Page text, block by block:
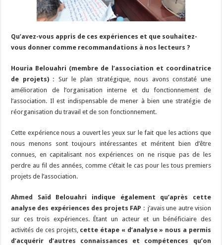
Qu’avez-vous appris de ces expériences et que souhaitez-
vous donner comme recommandations à nos lecteurs ?
Houria Belouahri (membre de l’association et coordinatrice
de projets) : Sur le plan stratégique, nous avons constaté une
amélioration de l’organisation interne et du fonctionnement de
l’association. Il est indispensable de mener à bien une stratégie de
réorganisation du travail et de son fonctionnement.
Cette expérience nous a ouvert les yeux sur le fait que les actions que
nous menons sont toujours intéressantes et méritent bien d’être
connues, en capitalisant nos expériences on ne risque pas de les
perdre au fil des années, comme c’était le cas pour les tous premiers
projets de l’association.
Ahmed Saïd Belouahri indique également qu’après cette
analyse des expériences des projets FAP : j’avais une autre vision
sur ces trois expériences. Étant un acteur et un bénéficiaire des
activités de ces projets, cette étape « d’analyse » nous a permis
d’acquérir d’autres connaissances et compétences qu’on